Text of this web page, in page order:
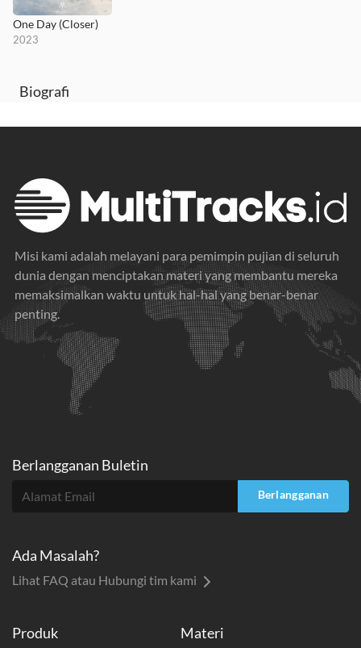
One Day (Closer)
2023
Biografi
Misi kami adalah melayani para pemimpin pujian di seluruh
dunia dengan menciptakan materi yang membantu mereka
memaksimalkan waktu untuk hal-hal yang benar-benar
penting.
Produk Materi
Berlangganan Buletin
Berlangganan
Ada Masalah?
Lihat FAQ atau Hubungi tim kami